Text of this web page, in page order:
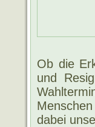
Ob die
und
dabei